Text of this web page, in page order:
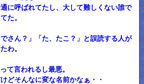
に呼ばれてたし、大して難しくない誰で
た。
さん？」「た、たこ？」と誤読する人が
わ。
て言われるし最悪。
どそんなに変な名前かなぁ・・